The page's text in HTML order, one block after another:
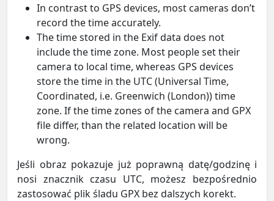
In contrast to GPS devices, most cameras don’t
record the time accurately.
The time stored in the Exif data does not
include the time zone. Most people set their
camera to local time, whereas GPS devices
store the time in the UTC (Universal Time,
Coordinated, i.e. Greenwich (London)) time
zone. If the time zones of the camera and GPX
file differ, than the related location will be
wrong.
Jeśli obraz pokazuje już poprawną datę/godzinę i
nosi znacznik czasu UTC, możesz bezpośrednio
zastosować plik śladu GPX bez dalszych korekt.